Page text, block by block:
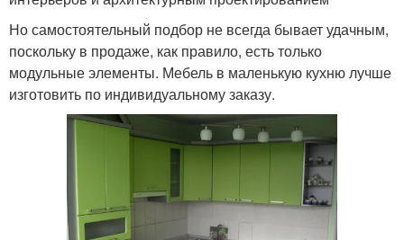
Но самостоятельный подбор не всегда бывает удачным,
поскольку в продаже, как правило, есть только
модульные элементы. Мебель в маленькую кухню лучше
изготовить по индивидуальному заказу.